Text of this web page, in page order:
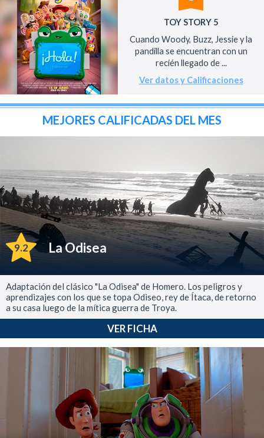
TOY STORY 5
Cuando Woody, Buzz, Jessie y la
pandilla se encuentran con un
recién llegado de ...
Ver datos y Calificaciones
MEJORES CALIFICADAS DEL MES
9.2 La Odisea
Adaptación del clásico "La Odisea" de Homero. Los peligros y
aprendizajes con los que se topa Odiseo, rey de Ítaca, de retorno
a su casa luego de la mítica guerra de Troya.
VER FICHA